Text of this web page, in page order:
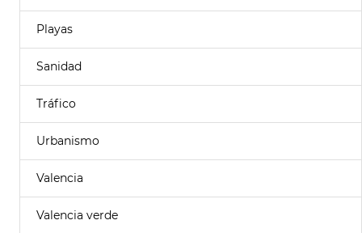
Playas
Sanidad
Tráfico
Urbanismo
Valencia
Valencia verde